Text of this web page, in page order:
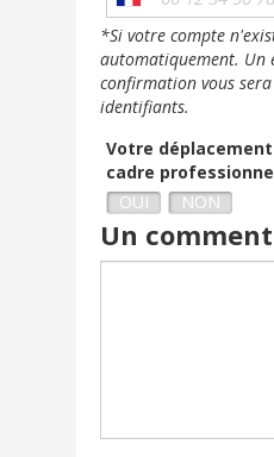
+33
*Si votre compte
automatiquement. Un
confirmation vous sera
identifiants.
Votre
cadre
OUI
NON
Un